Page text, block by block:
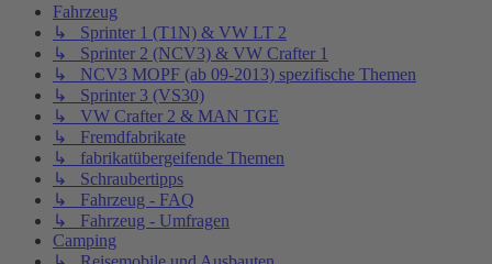
Fahrzeug
↳ Sprinter 1 (T1N) & VW LT 2
↳ Sprinter 2 (NCV3) & VW Crafter 1
↳ NCV3 MOPF (ab 09-2013) spezifische Themen
↳ Sprinter 3 (VS30)
↳ VW Crafter 2 & MAN TGE
↳ Fremdfabrikate
↳ fabrikatübergeifende Themen
↳ Schraubertipps
↳ Fahrzeug - FAQ
↳ Fahrzeug - Umfragen
Camping